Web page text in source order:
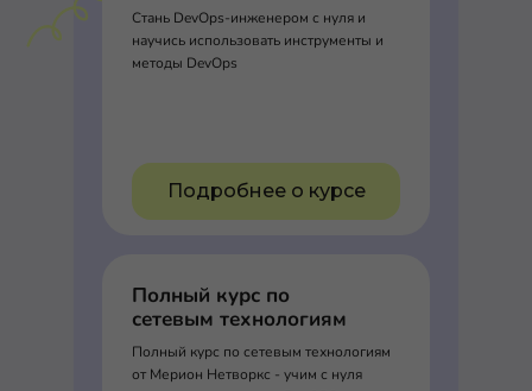
Стань DevOps-инженером с нуля и
научись использовать инструменты и
методы DevOps
Подробнее о курсе
Полный курс по
сетевым технологиям
Полный курс по сетевым технологиям
от Мерион Нетворкс - учим с нуля